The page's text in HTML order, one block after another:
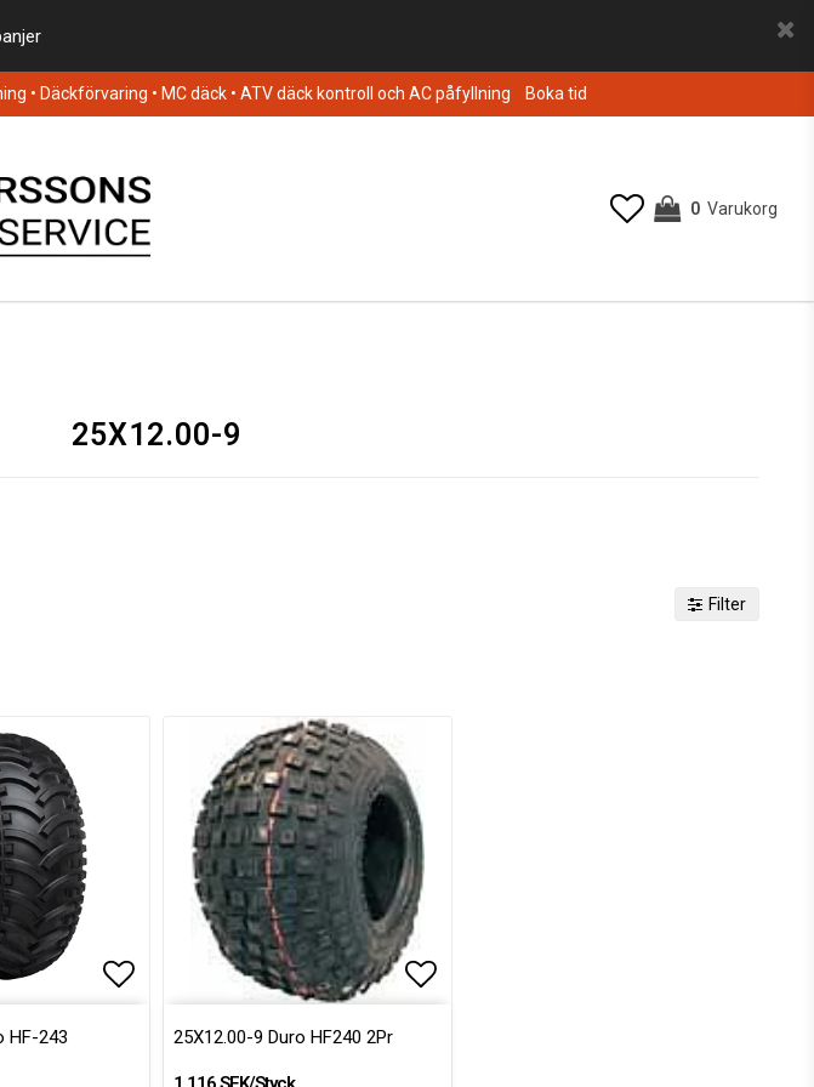
• Däckförvaring • MC däck • ATV däck kontroll och AC påfyllning Boka tid
0 Varukorg
25X12.00-9
Filter
Lägg till i favoritlistan
HF-243
Lägg till i favoritlistan
25X12.00-9 Duro HF240 2Pr